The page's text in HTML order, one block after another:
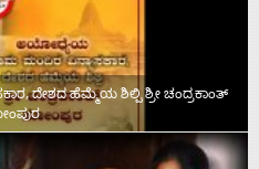
ದೇಶದ ಹೆಮ್ಮೆಯ ಶಿಲ್ಪಿ ಶ್ರೀ ಚಂದ್ರಕಾಂತ್‌